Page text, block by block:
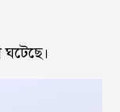
ঘটেছে।